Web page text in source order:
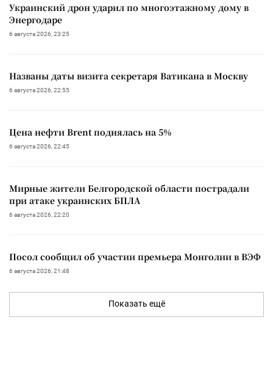
Украинский дрон ударил по многоэтажному дому в
Энергодаре
6 августа 2026, 23:25
Названы даты визита секретаря Ватикана в Москву
6 августа 2026, 22:55
Цена нефти Brent поднялась на 5%
6 августа 2026, 22:45
Мирные жители Белгородской области пострадали
при атаке украинских БПЛА
6 августа 2026, 22:20
Посол сообщил об участии премьера Монголии в ВЭФ
6 августа 2026, 21:48
Показать ещё